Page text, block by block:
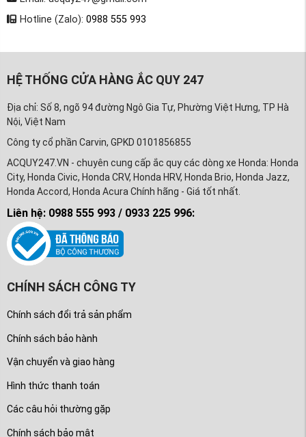
Hotline (Zalo): 0988 555 993
HỆ THỐNG CỬA HÀNG ẮC QUY 247
Địa chỉ: Số 8, ngõ 94 đường Ngô Gia Tự, Phường Việt Hưng, TP Hà
Nội, Việt Nam
Công ty cổ phần Carvin, GPKD 0101856855
ACQUY247.VN - chuyên cung cấp ắc quy các dòng xe Honda: Honda
City, Honda Civic, Honda CRV, Honda HRV, Honda Brio, Honda Jazz,
Honda Accord, Honda Acura Chính hãng - Giá tốt nhất.
Liên hệ: 0988 555 993 / 0933 225 996:
CHÍNH SÁCH CÔNG TY
Chính sách đổi trả sản phẩm
Chính sách bảo hành
Vận chuyển và giao hàng
Hình thức thanh toán
Các câu hỏi thường gặp
Chính sách bảo mật